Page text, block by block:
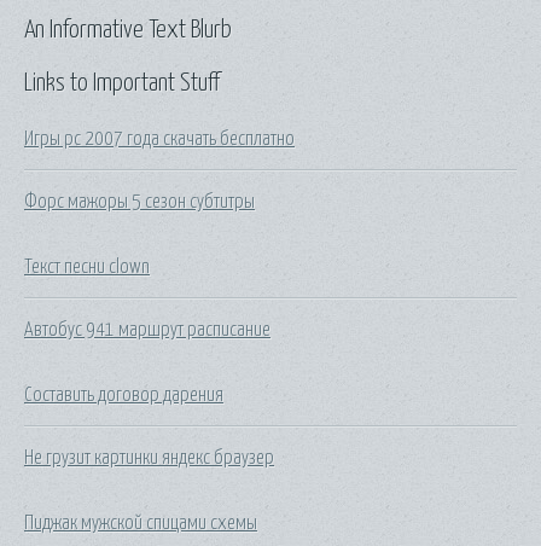
Links to Important Stuff
Игры pc 2007 года скачать бесплатно
Форс мажоры 5 сезон субтитры
Текст песни clown
Автобус 941 маршрут расписание
Составить договор дарения
Не грузит картинки яндекс браузер
Пиджак мужской спицами схемы
An Informative Text Blurb